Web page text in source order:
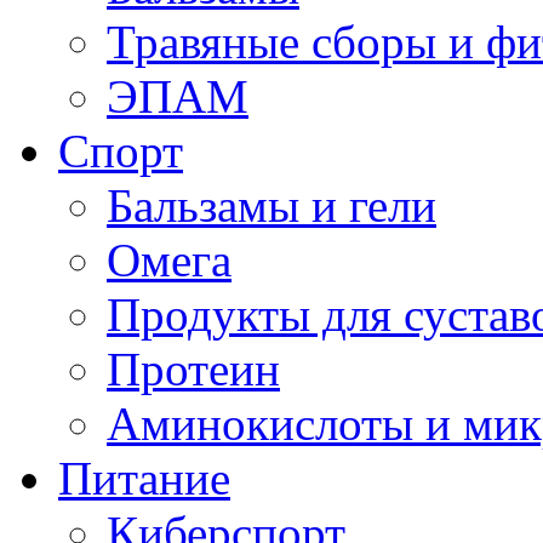
Травяные сборы и
ЭПАМ
Спорт
Бальзамы и гели
Омега
Продукты для
Протеин
Аминокислоты и
Питание